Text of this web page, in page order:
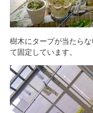
樹木にタープが当たら
て固定しています。